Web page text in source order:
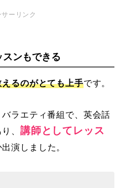
ーリンク
スンもできる
るのがとても上手です。
バラエティ番組で、英会話
、 講師としてレッス
演しました。